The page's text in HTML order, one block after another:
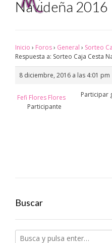
Navideña 2016
Inicio › Foros› General › Sorteo
Respuesta a: Sorteo Caja Cesta
8 diciembre, 2016 a las 4:01 pm
Fefi Flores Flores
Participante
Participar
Buscar